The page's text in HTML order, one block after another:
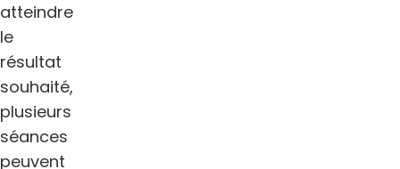
atteindre
le
résultat
souhaité,
plusieurs
séances
peuvent